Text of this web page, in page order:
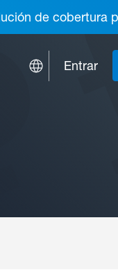
de cobertura
Entrar